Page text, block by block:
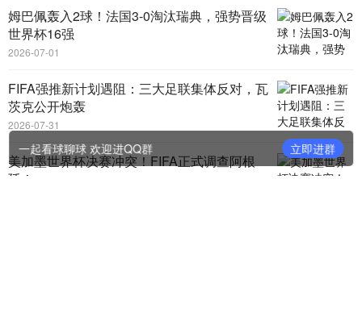
姆巴佩轰入2球！法国3-0淘汰瑞典，强势晋级
世界杯16强
2026-07-01
FIFA强推新计划遇阻：三大足联集体反对，瓦
茨克公开炮轰
2026-07-31
美加墨世界杯决赛冲突！FIFA正式调查阿根
廷！
一起看球聊球 欢迎进QQ群 立即进群